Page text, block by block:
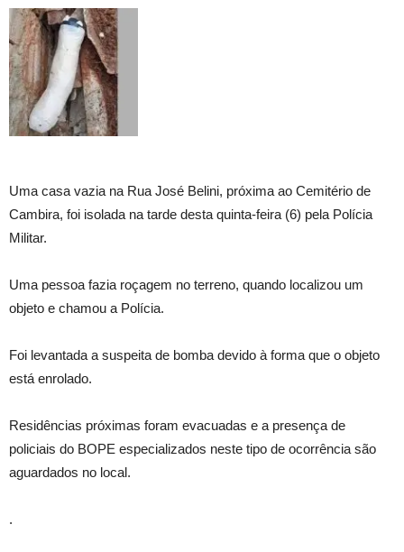
Uma casa vazia na Rua José Belini, próxima ao Cemitério de
Cambira, foi isolada na tarde desta quinta-feira (6) pela Polícia
Militar.
Uma pessoa fazia roçagem no terreno, quando localizou um
objeto e chamou a Polícia.
Foi levantada a suspeita de bomba devido à forma que o objeto
está enrolado.
Residências próximas foram evacuadas e a presença de
policiais do BOPE especializados neste tipo de ocorrência são
aguardados no local.
.